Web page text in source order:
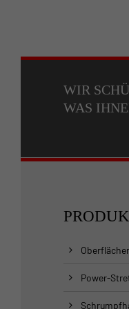
WIR
WAS
Power-